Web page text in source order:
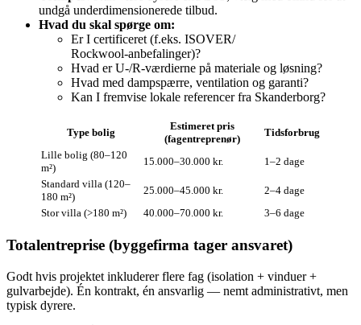
undgå underdimensionerede tilbud.
Hvad du skal spørge om:
Er I certificeret (f.eks. ISOVER/
Rockwool‑anbefalinger)?
Hvad er U‑/R‑værdierne på materiale og løsning?
Hvad med dampspærre, ventilation og garanti?
Kan I fremvise lokale referencer fra Skanderborg?
Type bolig
Estimeret pris
(fagentreprenør)
Tidsforbrug
Lille bolig (80–120
m²)
15.000–30.000 kr.
1–2 dage
Standard villa (120–
180 m²)
25.000–45.000 kr.
2–4 dage
Stor villa (>180 m²)
40.000–70.000 kr. 3–6 dage
Totalentreprise (byggefirma tager ansvaret)
Godt hvis projektet inkluderer flere fag (isolation + vinduer +
gulvarbejde). Én kontrakt, én ansvarlig — nemt administrativt, men
typisk dyrere.